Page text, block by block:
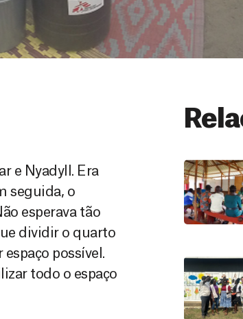
e Nyadyll. Era
seguida, o
esperava tão
dividir o quarto
possível.
todo o espaço